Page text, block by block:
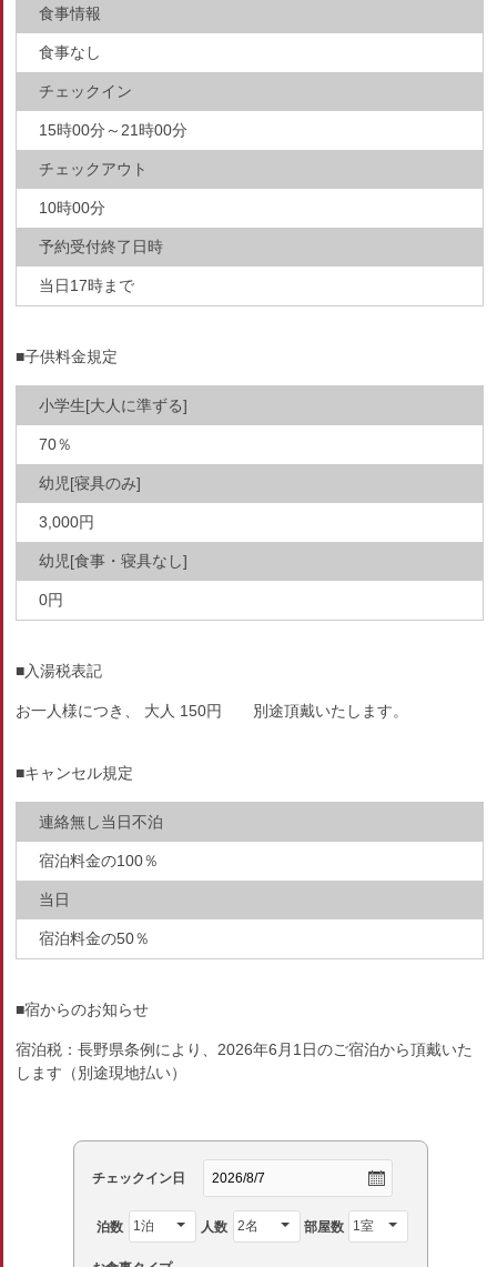
食事情報
食事なし
チェックイン
15時00分～21時00分
チェックアウト
10時00分
予約受付終了日時
当日17時まで
■子供料金規定
小学生[大人に準ずる]
70％
幼児[寝具のみ]
3,000円
幼児[食事・寝具なし]
0円
■入湯税表記
お一人様につき、 大人 150円 別途頂戴いたします。
■キャンセル規定
連絡無し当日不泊
宿泊料金の100％
当日
宿泊料金の50％
■宿からのお知らせ
宿泊税：長野県条例により、2026年6月1日のご宿泊から頂戴いた
します（別途現地払い）
チェックイン日
泊数 人数 部屋数